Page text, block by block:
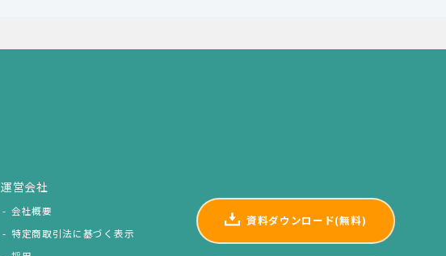
運営会社
会社概要
特定商取引法に基づく表示
資料ダウンロード(無料)